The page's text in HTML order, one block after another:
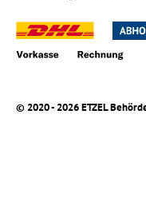
© 2020 - 2026 ETZEL